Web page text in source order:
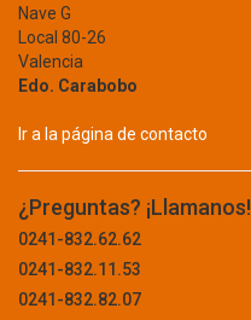
SUMERGIBLE
TRASEGAR
ACCESORIOS
ALMACENAMIENTO
BARCKLY
BEARGRIP
BELFLEX
BELLOTA
BELT-G
BENOTTO
BEST VALUE
Nave G
Local 80-26
Valencia
Edo. Carabobo
Ir a la página de contacto
¿Preguntas? ¡Llamanos!
0241-832.62.62
0241-832.11.53
0241-832.82.07